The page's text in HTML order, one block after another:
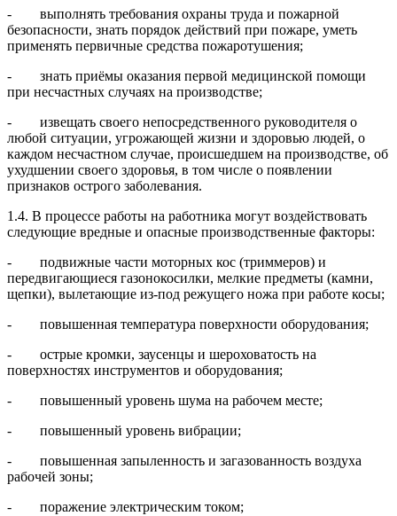
- выполнять требования охраны труда и пожарной
безопасности, знать порядок действий при пожаре, уметь
применять первичные средства пожаротушения;
- знать приёмы оказания первой медицинской помощи
при несчастных случаях на производстве;
- извещать своего непосредственного руководителя о
любой ситуации, угрожающей жизни и здоровью людей, о
каждом несчастном случае, происшедшем на производстве, об
ухудшении своего здоровья, в том числе о появлении
признаков острого заболевания.
1.4. В процессе работы на работника могут воздействовать
следующие вредные и опасные производственные факторы:
- подвижные части моторных кос (триммеров) и
передвигающиеся газонокосилки, мелкие предметы (камни,
щепки), вылетающие из-под режущего ножа при работе косы;
- повышенная температура поверхности оборудования;
- острые кромки, заусенцы и шероховатость на
поверхностях инструментов и оборудования;
- повышенный уровень шума на рабочем месте;
- повышенный уровень вибрации;
- повышенная запыленность и загазованность воздуха
рабочей зоны;
- поражение электрическим током;